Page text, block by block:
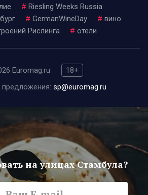
# Riesling Weeks Russia
# GermanWineDay # вино
Рислинга # отели
Euromag.ru
18+
sp@euromag.ru
на улицах Стамбула?